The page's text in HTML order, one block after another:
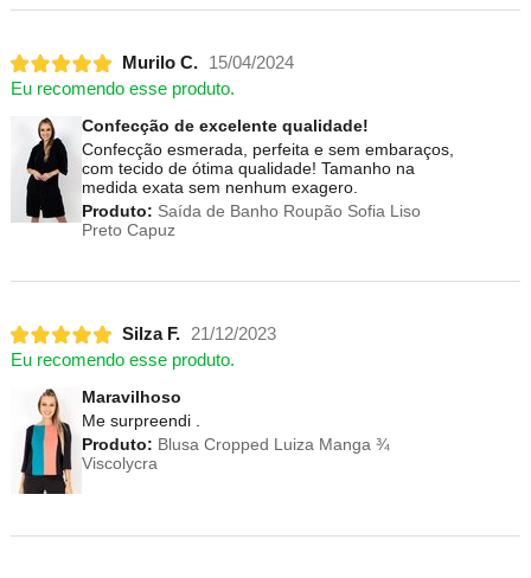
Murilo C.
15/04/2024
Eu recomendo esse produto.
Confecção de excelente qualidade!
Confecção esmerada, perfeita e sem embaraços,
com tecido de ótima qualidade! Tamanho na
medida exata sem nenhum exagero.
Produto: Saída de Banho Roupão Sofia Liso
Preto Capuz
Silza F. 21/12/2023
Eu recomendo esse produto.
Maravilhoso
Me surpreendi .
Produto: Blusa Cropped Luiza Manga ¾
Viscolycra